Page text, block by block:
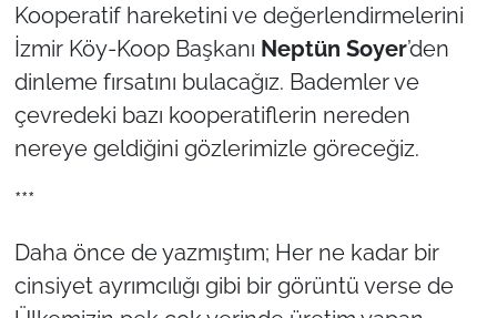
Kooperatif hareketini ve değerlendirmelerini
İzmir Köy-Koop Başkanı Neptün Soyer’den
dinleme fırsatını bulacağız. Bademler ve
çevredeki bazı kooperatiflerin nereden
nereye geldiğini gözlerimizle göreceğiz.
***
Daha önce de yazmıştım; Her ne kadar bir
cinsiyet ayrımcılığı gibi bir görüntü verse de
Flaş Haber
Magazin
Bilim Teknoloji